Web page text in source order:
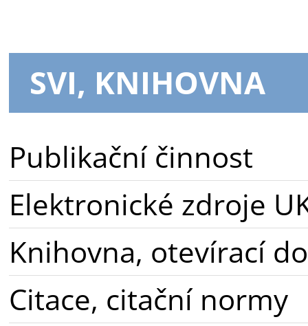
SVI, KNIHOVNA
Publikační činnost
Elektronické zdroje
Knihovna, otevírací
Citace, citační normy